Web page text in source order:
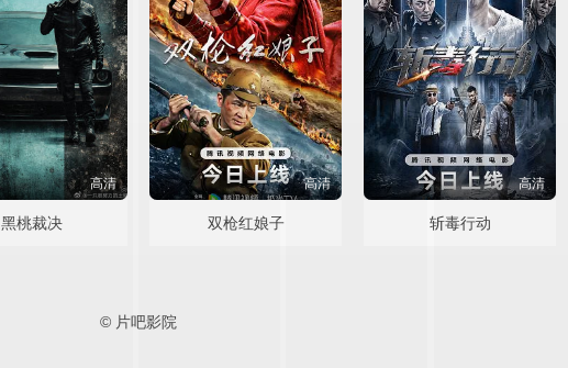
高清
黑桃裁决
高清
双枪红娘子
高清
斩毒行动
© 片吧影院